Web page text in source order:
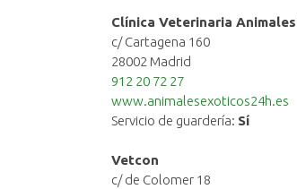
Clínica Veterinaria
c/ Cartagena 160
28002 Madrid
912 20 72 27
www.animalesexoticos24h.es
Servicio de guardería: Sí
Vetcon
c/ de Colomer 18